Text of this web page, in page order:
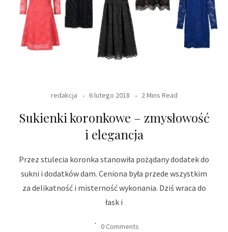
redakcja 6 lutego 2018 2 Mins Read
Sukienki koronkowe – zmysłowość
i elegancja
Przez stulecia koronka stanowiła pożądany dodatek do
sukni i dodatków dam. Ceniona była przede wszystkim
za delikatność i misterność wykonania. Dziś wraca do
łask i
0 Comments